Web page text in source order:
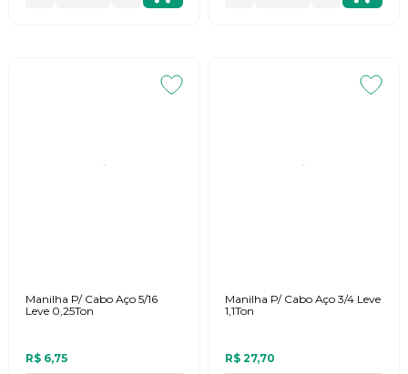
Manilha P/ Cabo Aço 5/16
Leve 0,25Ton
R$ 6,75
Manilha P/ Cabo Aço 3/4 Leve
1,1Ton
R$ 27,70